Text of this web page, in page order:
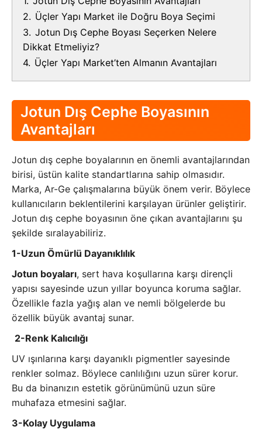
2. Üçler Yapı Market ile Doğru Boya Seçimi
3. Jotun Dış Cephe Boyası Seçerken Nelere
Dikkat Etmeliyiz?
4. Üçler Yapı Market’ten Almanın Avantajları
Jotun Dış Cephe Boyasının
Avantajları
Jotun dış cephe boyalarının en önemli avantajlarından
birisi, üstün kalite standartlarına sahip olmasıdır.
Marka, Ar-Ge çalışmalarına büyük önem verir. Böylece
kullanıcıların beklentilerini karşılayan ürünler geliştirir.
Jotun dış cephe boyasının öne çıkan avantajlarını şu
şekilde sıralayabiliriz.
1-Uzun Ömürlü Dayanıklılık
Jotun boyaları, sert hava koşullarına karşı dirençli
yapısı sayesinde uzun yıllar boyunca koruma sağlar.
Özellikle fazla yağış alan ve nemli bölgelerde bu
özellik büyük avantaj sunar.
2-Renk Kalıcılığı
UV ışınlarına karşı dayanıklı pigmentler sayesinde
renkler solmaz. Böylece canlılığını uzun sürer korur.
Bu da binanızın estetik görünümünü uzun süre
muhafaza etmesini sağlar.
3-Kolay Uygulama